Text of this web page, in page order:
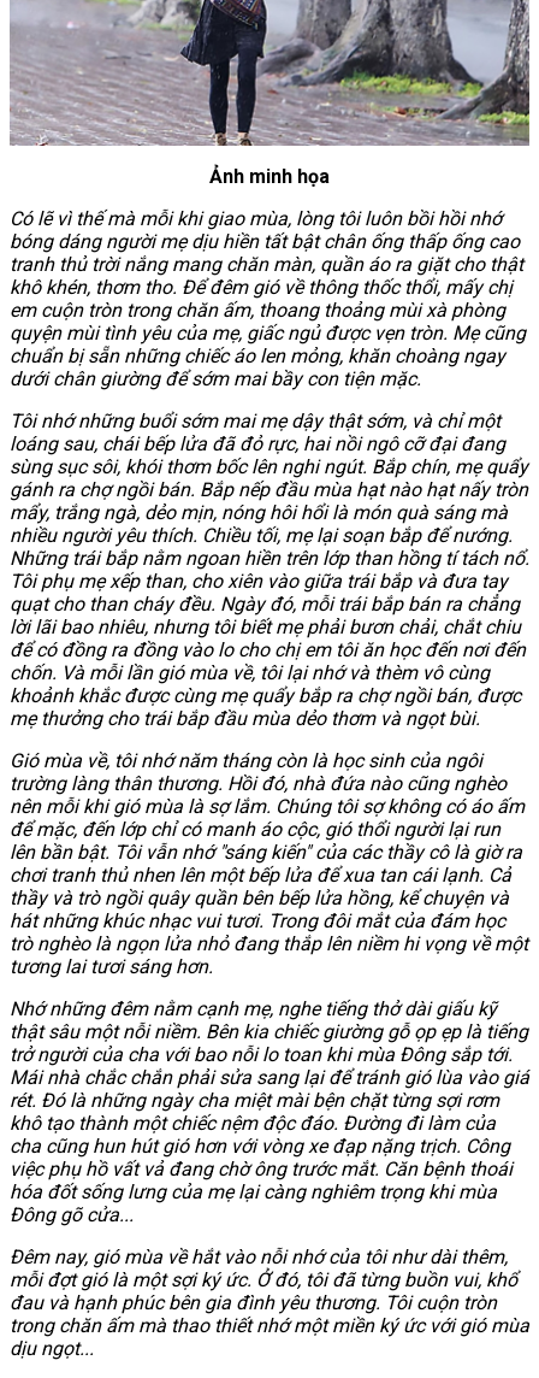
Ảnh minh họa
Có lẽ vì thế mà mỗi khi giao mùa, lòng tôi luôn bồi hồi nhớ
bóng dáng người mẹ dịu hiền tất bật chân ống thấp ống cao
tranh thủ trời nắng mang chăn màn, quần áo ra giặt cho thật
khô khén, thơm tho. Để đêm gió về thông thốc thổi, mấy chị
em cuộn tròn trong chăn ấm, thoang thoảng mùi xà phòng
quyện mùi tình yêu của mẹ, giấc ngủ được vẹn tròn. Mẹ cũng
chuẩn bị sẵn những chiếc áo len mỏng, khăn choàng ngay
dưới chân giường để sớm mai bầy con tiện mặc.
Tôi nhớ những buổi sớm mai mẹ dậy thật sớm, và chỉ một
loáng sau, chái bếp lửa đã đỏ rực, hai nồi ngô cỡ đại đang
sùng sục sôi, khói thơm bốc lên nghi ngút. Bắp chín, mẹ quẩy
gánh ra chợ ngồi bán. Bắp nếp đầu mùa hạt nào hạt nấy tròn
mẩy, trắng ngà, dẻo mịn, nóng hôi hổi là món quà sáng mà
nhiều người yêu thích. Chiều tối, mẹ lại soạn bắp để nướng.
Những trái bắp nằm ngoan hiền trên lớp than hồng tí tách nổ.
Tôi phụ mẹ xếp than, cho xiên vào giữa trái bắp và đưa tay
quạt cho than cháy đều. Ngày đó, mỗi trái bắp bán ra chẳng
lời lãi bao nhiêu, nhưng tôi biết mẹ phải bươn chải, chắt chiu
để có đồng ra đồng vào lo cho chị em tôi ăn học đến nơi đến
chốn. Và mỗi lần gió mùa về, tôi lại nhớ và thèm vô cùng
khoảnh khắc được cùng mẹ quẩy bắp ra chợ ngồi bán, được
mẹ thưởng cho trái bắp đầu mùa dẻo thơm và ngọt bùi.
Gió mùa về, tôi nhớ năm tháng còn là học sinh của ngôi
trường làng thân thương. Hồi đó, nhà đứa nào cũng nghèo
nên mỗi khi gió mùa là sợ lắm. Chúng tôi sợ không có áo ấm
để mặc, đến lớp chỉ có manh áo cộc, gió thổi người lại run
lên bần bật. Tôi vẫn nhớ "sáng kiến" của các thầy cô là giờ ra
chơi tranh thủ nhen lên một bếp lửa để xua tan cái lạnh. Cả
thầy và trò ngồi quây quần bên bếp lửa hồng, kể chuyện và
hát những khúc nhạc vui tươi. Trong đôi mắt của đám học
trò nghèo là ngọn lửa nhỏ đang thắp lên niềm hi vọng về một
tương lai tươi sáng hơn.
Nhớ những đêm nằm cạnh mẹ, nghe tiếng thở dài giấu kỹ
thật sâu một nỗi niềm. Bên kia chiếc giường gỗ ọp ẹp là tiếng
trở người của cha với bao nỗi lo toan khi mùa Đông sắp tới.
Mái nhà chắc chắn phải sửa sang lại để tránh gió lùa vào giá
rét. Đó là những ngày cha miệt mài bện chặt từng sợi rơm
khô tạo thành một chiếc nệm độc đáo. Đường đi làm của
cha cũng hun hút gió hơn với vòng xe đạp nặng trịch. Công
việc phụ hồ vất vả đang chờ ông trước mắt. Căn bệnh thoái
hóa đốt sống lưng của mẹ lại càng nghiêm trọng khi mùa
Đông gõ cửa...
Đêm nay, gió mùa về hắt vào nỗi nhớ của tôi như dài thêm,
mỗi đợt gió là một sợi ký ức. Ở đó, tôi đã từng buồn vui, khổ
đau và hạnh phúc bên gia đình yêu thương. Tôi cuộn tròn
trong chăn ấm mà thao thiết nhớ một miền ký ức với gió mùa
dịu ngọt...